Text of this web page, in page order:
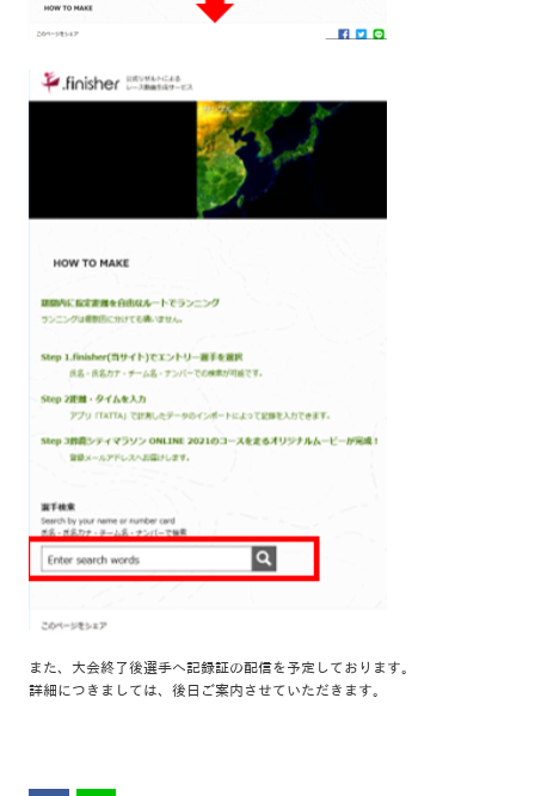
また、大会終了後選手へ記録証の配信を予定しております。
詳細につきましては、後日ご案内させていただきます。